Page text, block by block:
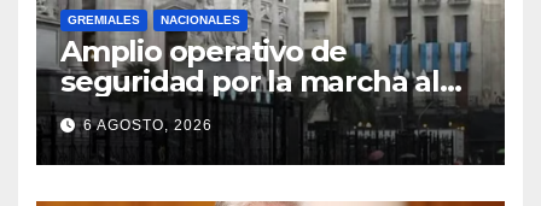
GREMIALES NACIONALES
Amplio operativo de
seguridad por la marcha al
Congreso: el mapa de los
cortes y desvíos
6 AGOSTO, 2026